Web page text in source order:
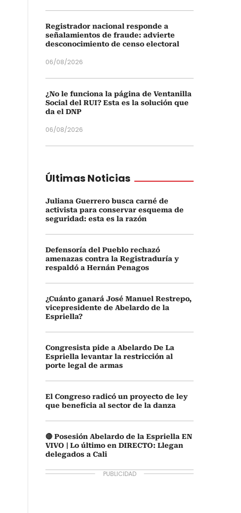
Registrador nacional responde a
señalamientos de fraude: advierte
desconocimiento de censo electoral
06/08/2026
¿No le funciona la página de Ventanilla
Social del RUI? Esta es la solución que
da el DNP
06/08/2026
Últimas Noticias
Juliana Guerrero busca carné de
activista para conservar esquema de
seguridad: esta es la razón
Defensoría del Pueblo rechazó
amenazas contra la Registraduría y
respaldó a Hernán Penagos
¿Cuánto ganará José Manuel Restrepo,
vicepresidente de Abelardo de la
Espriella?
Congresista pide a Abelardo De La
Espriella levantar la restricción al
porte legal de armas
El Congreso radicó un proyecto de ley
que beneficia al sector de la danza
🔴 Posesión Abelardo de la Espriella EN
VIVO | Lo último en DIRECTO: Llegan
delegados a Cali